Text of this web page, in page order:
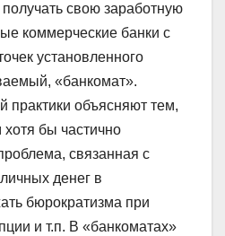
свою заработную
коммерческие банки с
установленного
«банкомат».
практики объясняют тем,
бы частично
связанная с
денег в
бюрократизма при
и т.п. В «банкоматах»